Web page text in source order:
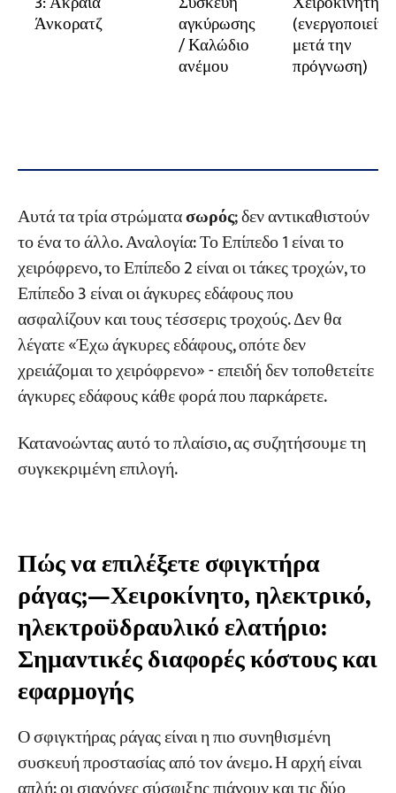
Άνκορατζ αγκύρωσης
/ Καλώδιο
ανέμου
μετά την
πρόγνωση)
Αυτά τα τρία στρώματασωρός; δεν αντικαθιστούν
το ένα το άλλο. Αναλογία: Το Επίπεδο 1 είναι το
χειρόφρενο, το Επίπεδο 2 είναι οι τάκες τροχών, το
Επίπεδο 3 είναι οι άγκυρες εδάφους που
ασφαλίζουν και τους τέσσερις τροχούς. Δεν θα
λέγατε «Έχω άγκυρες εδάφους, οπότε δεν
χρειάζομαι το χειρόφρενο» - επειδή δεν τοποθετείτε
άγκυρες εδάφους κάθε φορά που παρκάρετε.
Κατανοώντας αυτό το πλαίσιο, ας συζητήσουμε τη
συγκεκριμένη επιλογή.
Πώς να επιλέξετε σφιγκτήρα
ράγας;—Χειροκίνητο, ηλεκτρικό,
ηλεκτροϋδραυλικό ελατήριο:
Σημαντικές διαφορές κόστους και
εφαρμογής
Ο σφιγκτήρας ράγας είναι η πιο συνηθισμένη
συσκευή προστασίας από τον άνεμο. Η αρχή είναι